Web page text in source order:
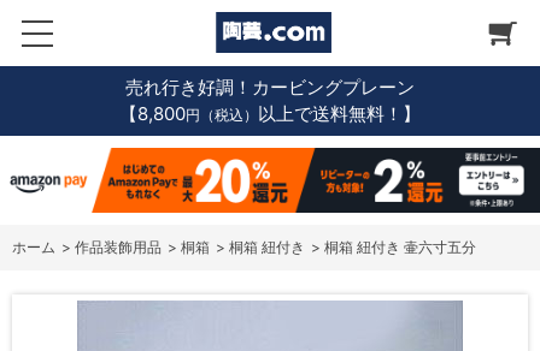
売れ行き好調！カービングプレーン
【8,800円（税込） 以上で送料無料！】
ホーム > 作品装飾用品 > 桐箱 > 桐箱 紐付き > 桐箱 紐付き 壷六寸五分